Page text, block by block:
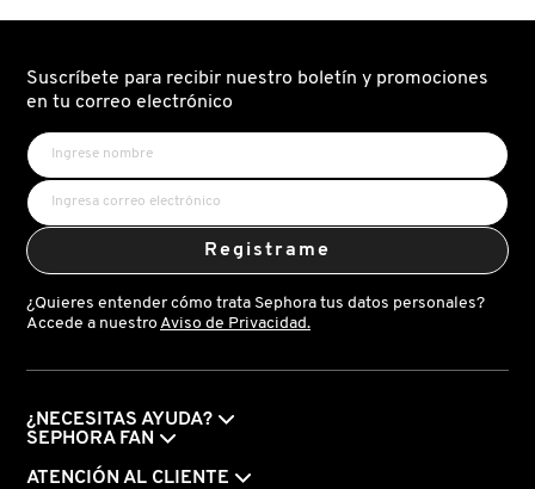
Suscríbete para recibir nuestro boletín y promociones
en tu correo electrónico
Registrame
¿Quieres entender cómo trata Sephora tus datos personales?
Accede a nuestro Aviso de Privacidad.
¿NECESITAS AYUDA?
SEPHORA FAN
ATENCIÓN AL CLIENTE